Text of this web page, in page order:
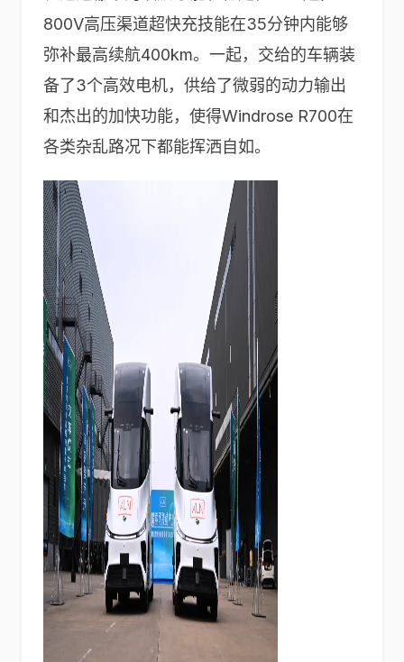
800V高压渠道超快充技能在35分钟内能够
弥补最高续航400km。一起，交给的车辆装
备了3个高效电机，供给了微弱的动力输出
和杰出的加快功能，使得Windrose R700在
各类杂乱路况下都能挥洒自如。